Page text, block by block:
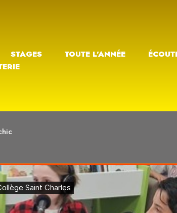
STAGES TOUTE L’ANNÉE